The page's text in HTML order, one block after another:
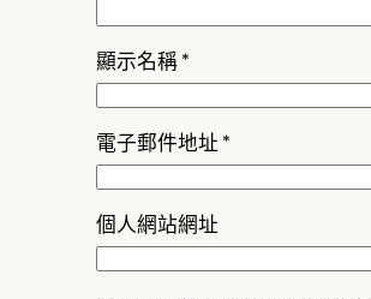
顯示名稱 *
電子郵件地址 *
個人網站網址